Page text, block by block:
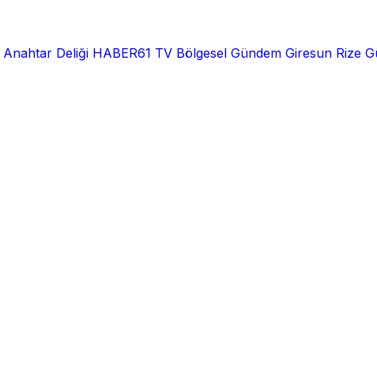
Anahtar Deliği HABER61 TV Bölgesel Gündem Giresun Rize